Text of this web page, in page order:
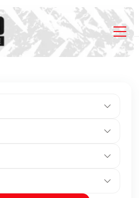
и задние диски: 16-дюймовые литые